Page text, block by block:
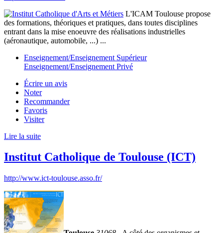
L'ICAM Toulouse propose
des formations, théoriques et pratiques, dans toutes disciplines
entrant dans la mise enoeuvre des réalisations industrielles
(aéronautique, automobile, ...) ...
Enseignement/Enseignement Supérieur
Enseignement/Enseignement Privé
Écrire un avis
Noter
Recommander
Favoris
Visiter
Lire la suite
Institut Catholique de Toulouse (ICT)
http://www.ict-toulouse.asso.fr/